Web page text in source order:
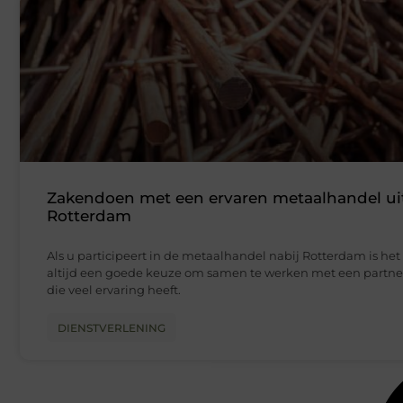
Zakendoen met een ervaren metaalhandel
Rotterdam
Als u participeert in de metaalhandel nabij Rotterdam is het
altijd een goede keuze om samen te werken met een
die veel ervaring heeft.
DIENSTVERLENING